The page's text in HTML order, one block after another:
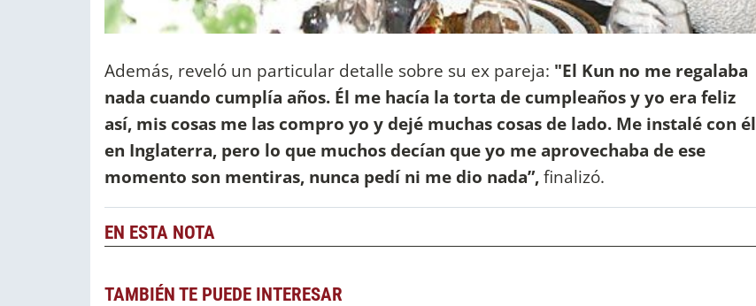
Además, reveló un particular detalle sobre su ex pareja: "El Kun no me regalaba
nada cuando cumplía años. Él me hacía la torta de cumpleaños y yo era feliz
así, mis cosas me las compro yo y dejé muchas cosas de lado. Me instalé con él
en Inglaterra, pero lo que muchos decían que yo me aprovechaba de ese
momento son mentiras, nunca pedí ni me dio nada”,finalizó.
EN ESTA NOTA
TAMBIÉN TE PUEDE INTERESAR